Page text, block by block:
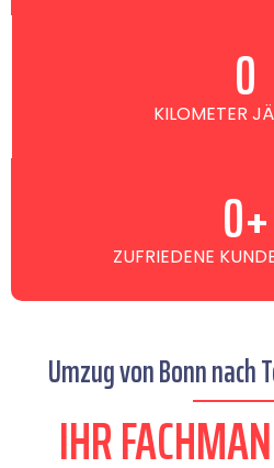
KILOMETER
0
ZUFRIEDENE 0+
Umzug von Bonn nach
IHR